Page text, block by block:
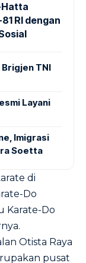
Hatta
RI dengan
TNI
Layani
Imigrasi
Soetta
di
Do
Karate-Do
Otista Raya
pusat